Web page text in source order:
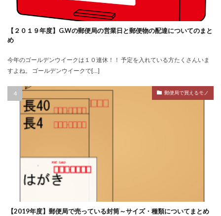
【２０１９年度】G.Wの郵便局の営業日と郵便物の配達についてのまと
め
今年のゴールデンウイークは１０連休！！ 予定を入れている方たくさんいま
すよね。 ゴールデンウイークで[…]
郵便局で買えるモノ
【2019年度】郵便局で売っている封筒～サイズ・種類についてまとめ